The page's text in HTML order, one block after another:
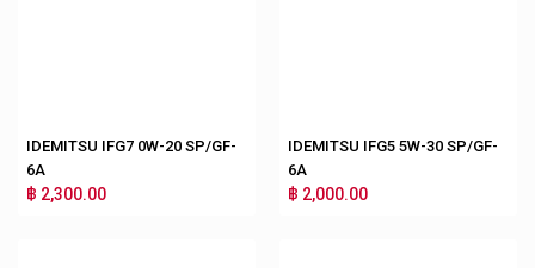
IDEMITSU IFG7 0W-20 SP/GF-
6A
฿ 2,300.00
IDEMITSU IFG5 5W-30 SP/GF-
6A
฿ 2,000.00